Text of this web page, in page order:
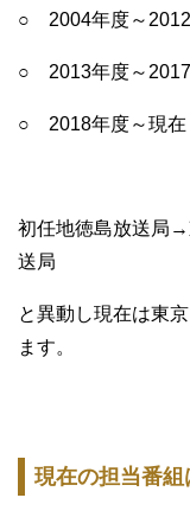
○ 2004年度～2012
○ 2013年度～2017
○ 2018年度～現在
初任地徳島放送局
送局
と異動し現在は東
ます。
現在の担当番組